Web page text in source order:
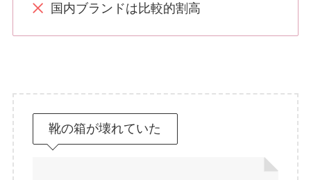
国内ブランドは比較的割高
靴の箱が壊れていた